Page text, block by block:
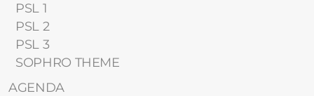
PSL 1
PSL 2
PSL 3
SOPHRO THEME
AGENDA